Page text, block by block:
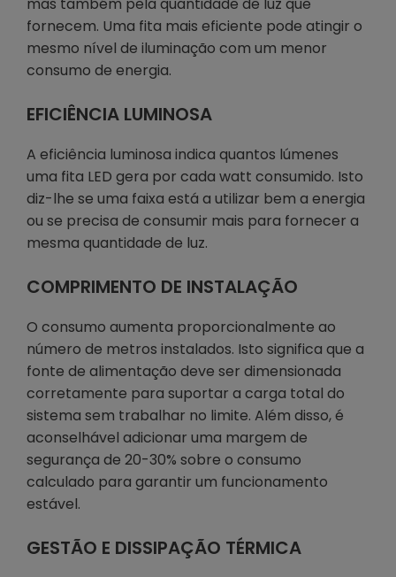
mas também pela quantidade de luz que
fornecem. Uma fita mais eficiente pode atingir o
mesmo nível de iluminação com um menor
consumo de energia.
EFICIÊNCIA LUMINOSA
A eficiência luminosa indica quantos lúmenes
uma fita LED gera por cada watt consumido. Isto
diz-lhe se uma faixa está a utilizar bem a energia
ou se precisa de consumir mais para fornecer a
mesma quantidade de luz.
COMPRIMENTO DE INSTALAÇÃO
O consumo aumenta proporcionalmente ao
número de metros instalados. Isto significa que a
fonte de alimentação deve ser dimensionada
corretamente para suportar a carga total do
sistema sem trabalhar no limite. Além disso, é
aconselhável adicionar uma margem de
segurança de 20-30% sobre o consumo
calculado para garantir um funcionamento
estável.
GESTÃO E DISSIPAÇÃO TÉRMICA